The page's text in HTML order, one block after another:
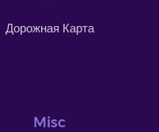
Дорожная Карта
Misc